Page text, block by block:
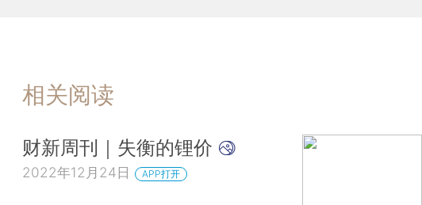
相关阅读
财新周刊｜失衡的锂价
2022年12月24日 APP打开